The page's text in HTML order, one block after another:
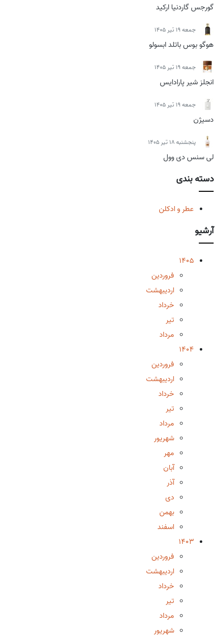
گورجس گاردنیا ارکید
جمعه 19 تیر 1405
هوگو بوس باتلد ابسولو
جمعه 19 تیر 1405
انجلز شیر پارادایس
جمعه 19 تیر 1405
دسیژن
پنجشنبه 18 تیر 1405
لی سنس دی وول
دسته بندی
عطر و ادکلن
آرشیو
1405
فروردین
اردیبهشت
خرداد
تیر
مرداد
1404
فروردین
اردیبهشت
خرداد
تیر
مرداد
شهریور
مهر
آبان
آذر
دی
بهمن
اسفند
1403
فروردین
اردیبهشت
خرداد
تیر
مرداد
شهریور